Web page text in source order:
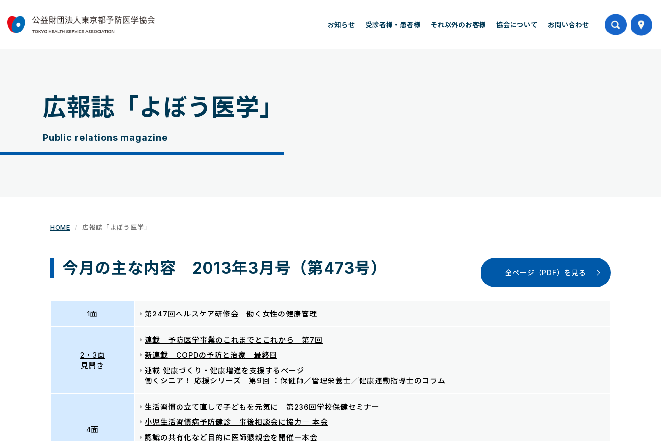
お知らせ 受診者様・患者様 それ以外のお客様 協会について お問い合わせ
広報誌「よぼう医学」
Public relations magazine
HOME 広報誌「よぼう医学」
全ページ（PDF）を見る
今月の主な内容 2013年3月号（第473号）
1面 第247回ヘルスケア研修会 働く女性の健康管理
2・3面
見開き
連載 予防医学事業のこれまでとこれから 第7回
新連載 COPDの予防と治療 最終回
連載 健康づくり・健康増進を支援するページ
働くシニア！ 応援シリーズ 第9回 ：保健師／管理栄養士／健康運動指導士のコラム
4面
生活習慣の立て直しで子どもを元気に 第236回学校保健セミナー
小児生活習慣病予防健診 事後相談会に協力― 本会
認識の共有化など目的に医師懇親会を開催―本会